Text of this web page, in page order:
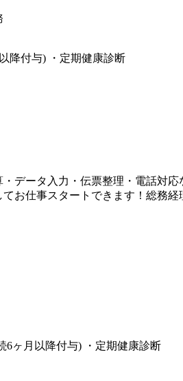
降付与) ・定期健康診断
データ入力・伝票整理・電話対
お仕事スタートできます！総務
6ヶ月以降付与) ・定期健康診断